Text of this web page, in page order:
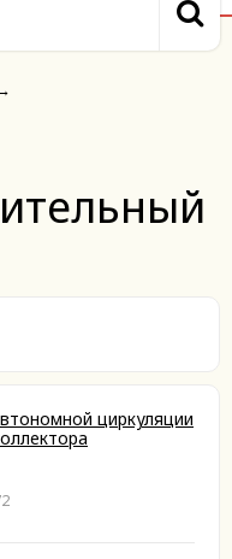
циркуляции